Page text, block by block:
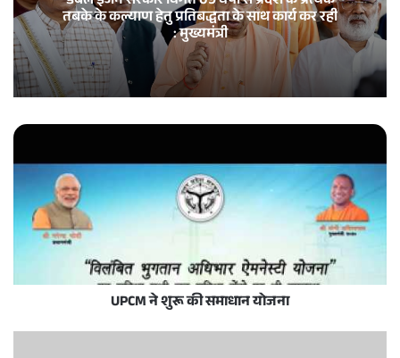
तबके के कल्याण हेतु प्रतिबद्धता के साथ कार्य कर रही
: मुख्यमंत्री
UPCM ने शुरू की समाधान योजना